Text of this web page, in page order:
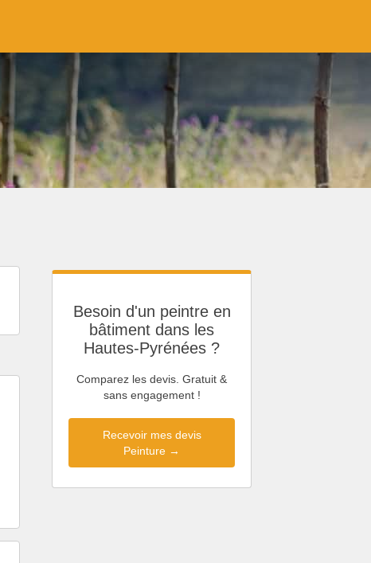
Besoin d'un peintre en
bâtiment dans les
Hautes-Pyrénées ?
Comparez les devis. Gratuit &
sans engagement !
Recevoir mes devis
Peinture →